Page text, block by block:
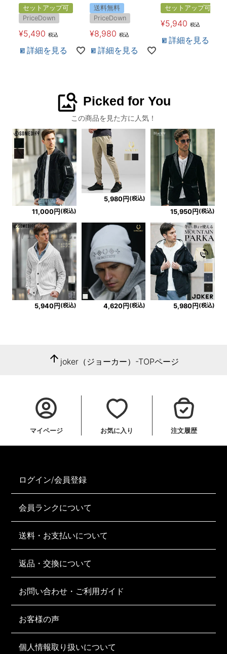
セットアップ可
PriceDown
¥5,490 税込
詳細を見る
送料無料
PriceDown
¥8,980 税込
詳細を見る
セットアップ可
¥5,940 税込
詳細を見る
image_search Picked for You
この商品を見た方に人気！
11,000円 (税込)
5,980円 (税込)
15,950円 (税込)
5,940円(税込) 4,620円(税込) 5,980円(税込)
arrow_upward joker（ジョーカー）-TOPページ
マイページ お気に入り 注文履歴
ログイン/会員登録
会員ランクについて
送料・お支払いについて
返品・交換について
お問い合わせ・ご利用ガイド
お客様の声
個人情報取り扱いについて